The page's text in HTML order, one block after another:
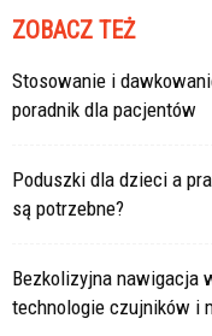
ZOBACZ TEŻ
Stosowanie i
poradnik dla pacjentów
Poduszki dla dzieci a
są potrzebne?
Bezkolizyjna nawigacja
technologie czujników i